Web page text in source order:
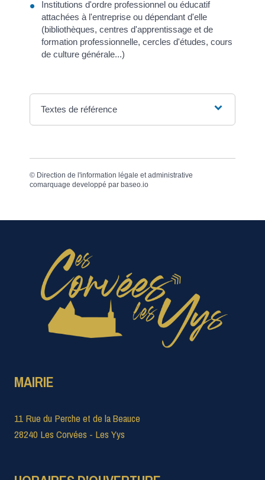
Institutions d'ordre professionnel ou éducatif
attachées à l'entreprise ou dépendant d'elle
(bibliothèques, centres d'apprentissage et de
formation professionnelle, cercles d'études, cours
de culture générale...)
Textes de référence
© Direction de l'information légale et administrative
comarquage developpé par baseo.io
MAIRIE
11 Rue du Perche et de la Beauce
28240 Les Corvées - Les Yys